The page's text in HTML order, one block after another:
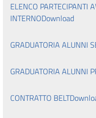
ELENCO PARTECIPANTI
INTERNODownload
GRADUATORIA ALUNNI
GRADUATORIA ALUNNI
CONTRATTO BELT